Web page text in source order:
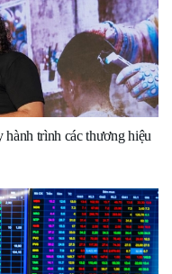
trình các thương hiệu